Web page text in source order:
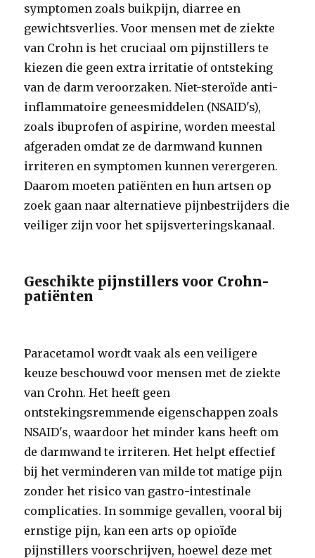
symptomen zoals buikpijn, diarree en
gewichtsverlies. Voor mensen met de ziekte
van Crohn is het cruciaal om pijnstillers te
kiezen die geen extra irritatie of ontsteking
van de darm veroorzaken. Niet-steroïde anti-
inflammatoire geneesmiddelen (NSAID's),
zoals ibuprofen of aspirine, worden meestal
afgeraden omdat ze de darmwand kunnen
irriteren en symptomen kunnen verergeren.
Daarom moeten patiënten en hun artsen op
zoek gaan naar alternatieve pijnbestrijders die
veiliger zijn voor het spijsverteringskanaal.
Geschikte pijnstillers voor Crohn-
patiënten
Paracetamol wordt vaak als een veiligere
keuze beschouwd voor mensen met de ziekte
van Crohn. Het heeft geen
ontstekingsremmende eigenschappen zoals
NSAID's, waardoor het minder kans heeft om
de darmwand te irriteren. Het helpt effectief
bij het verminderen van milde tot matige pijn
zonder het risico van gastro-intestinale
complicaties. In sommige gevallen, vooral bij
ernstige pijn, kan een arts op opioïde
pijnstillers voorschrijven, hoewel deze met